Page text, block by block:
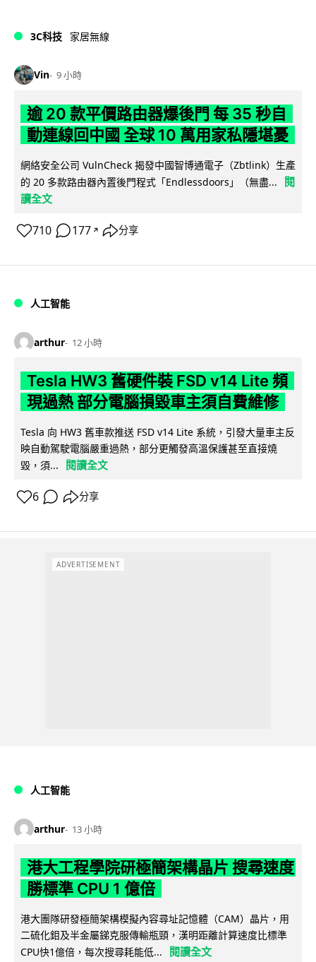
3C科技 家居無線
Vin 9 小時
逾 20 款平價路由器爆後門 每 35 秒自
動連線回中國 全球 10 萬用家私隱堪憂
網絡安全公司 VulnCheck 揭發中國智博通電子（Zbtlink）生產
的 20 多款路由器內置後門程式「Endlessdoors」（無盡...
閱
讀全文
710 177 ↗ 分享
人工智能
arthur 12 小時
Tesla HW3 舊硬件裝 FSD v14 Lite 頻
現過熱 部分電腦損毀車主須自費維修
Tesla 向 HW3 舊車款推送 FSD v14 Lite 系統，引發大量車主反
映自動駕駛電腦嚴重過熱，部分更觸發高溫保護甚至直接燒
毀，須...
閱讀全文
6 分享
ADVERTISEMENT
人工智能
arthur 13 小時
港大工程學院研極簡架構晶片 搜尋速度
勝標準 CPU 1 億倍
港大團隊研發極簡架構模擬內容尋址記憶體（CAM）晶片，用
二硫化鉬及半金屬銻克服傳輸瓶頸，漢明距離計算速度比標準
CPU快1億倍，每次搜尋耗能低...
閱讀全文